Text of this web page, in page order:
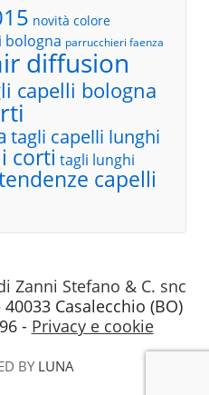
novità colore
bologna parrucchieri faenza
diffusion
capelli bologna
tagli capelli lunghi
corti tagli lunghi
capelli
Zanni Stefano & C. snc
Casalecchio (BO)
- Privacy e cookie
BY LUNA